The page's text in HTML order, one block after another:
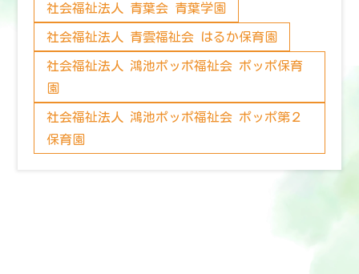
社会福祉法人 青葉会 青葉学園
社会福祉法人 青雲福祉会 はるか保育園
社会福祉法人 鴻池ポッポ福祉会 ポッポ保育
園
社会福祉法人 鴻池ポッポ福祉会 ポッポ第２
保育園